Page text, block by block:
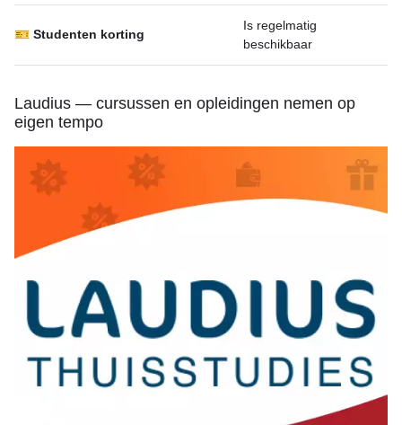
🎫 Studenten korting
Is regelmatig
beschikbaar
Laudius — cursussen en opleidingen nemen op
eigen tempo